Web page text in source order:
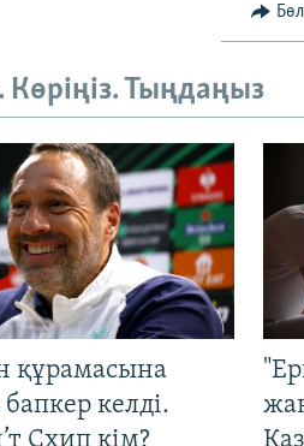
Тыңдаңыз
құрамасына
келді.
Схип кім?